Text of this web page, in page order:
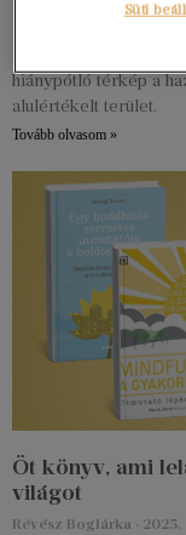
hiánypótló térkép a
alulértékelt terület.
Tovább olvasom »
Öt könyv, ami
világot
Révész Boglárka 2025.
Süti